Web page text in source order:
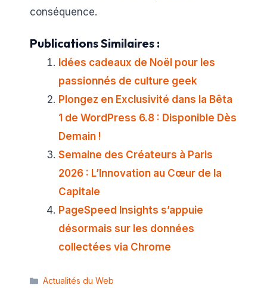
conséquence.
Publications Similaires :
Idées cadeaux de Noël pour les
passionnés de culture geek
Plongez en Exclusivité dans la Bêta
1 de WordPress 6.8 : Disponible Dès
Demain !
Semaine des Créateurs à Paris
2026 : L’Innovation au Cœur de la
Capitale
PageSpeed Insights s’appuie
désormais sur les données
collectées via Chrome
Catégories
Actualités du Web